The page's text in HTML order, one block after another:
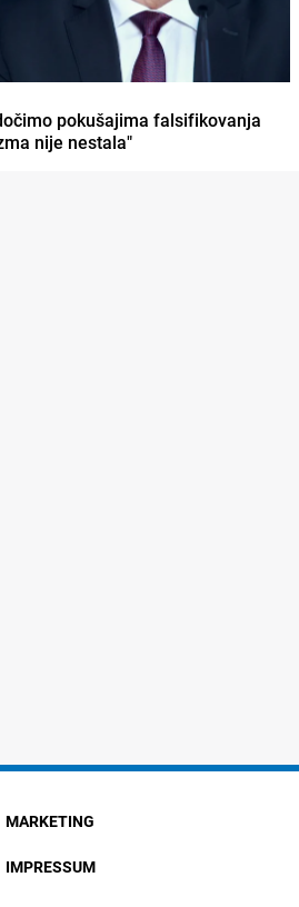
pokušajima falsifikovanja
nije nestala"
MARKETING
IMPRESSUM